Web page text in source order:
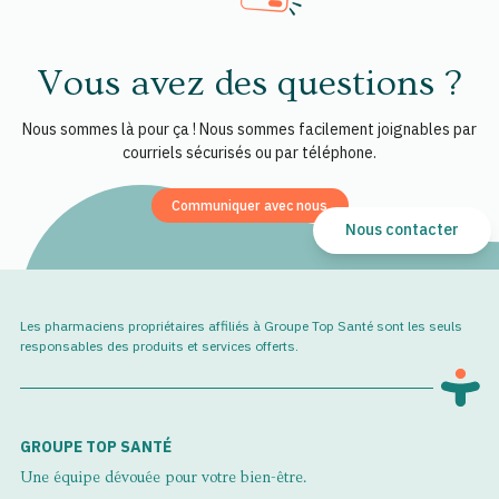
Vous avez des questions ?
Nous sommes là pour ça ! Nous sommes facilement joignables par
courriels sécurisés ou par téléphone.
Communiquer avec nous
Nous contacter
Les pharmaciens propriétaires affiliés à Groupe Top Santé sont les seuls
responsables des produits et services offerts.
GROUPE TOP SANTÉ
Une équipe dévouée pour votre bien-être.